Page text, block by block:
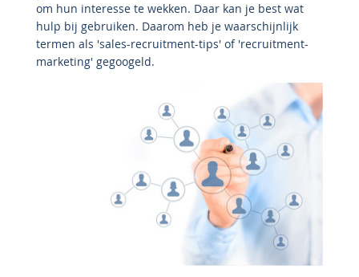
om hun interesse te wekken. Daar kan je best wat
hulp bij gebruiken. Daarom heb je waarschijnlijk
termen als 'sales-recruitment-tips' of 'recruitment-
marketing' gegoogeld.